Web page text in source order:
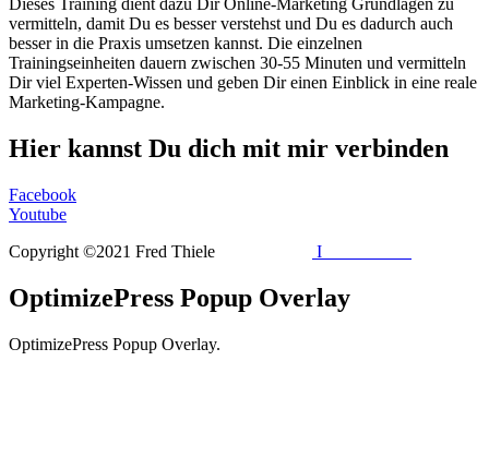
Dieses Training dient dazu Dir Online-Marketing Grundlagen zu
vermitteln, damit Du es besser verstehst und Du es dadurch auch
besser in die Praxis umsetzen kannst. Die einzelnen
Trainingseinheiten dauern zwischen 30-55 Minuten und vermitteln
Dir viel Experten-Wissen und geben Dir einen Einblick in eine reale
Marketing-Kampagne.
Hier kannst Du dich mit mir verbinden
Facebook
Youtube
Copyright ©2021 Fred Thiele
I
OptimizePress Popup Overlay
OptimizePress Popup Overlay.